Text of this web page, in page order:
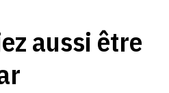
aussi être